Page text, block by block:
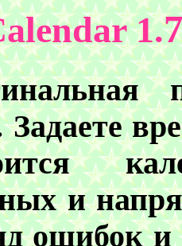
1.
Задаете
и
ошибок и